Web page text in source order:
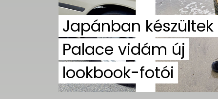
Japánban készültek
Palace vidám új
lookbook-fotói